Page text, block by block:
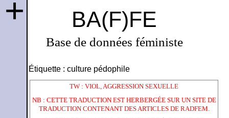
BA(F)FE
Base de données féministe
+
Étiquette : culture pédophile
TW : VIOL, AGGRESSION SEXUELLE
NB : CETTE TRADUCTION EST HERBERGÉE SUR UN SITE DE
TRADUCTION CONTENANT DES ARTICLES DE RADFEM.